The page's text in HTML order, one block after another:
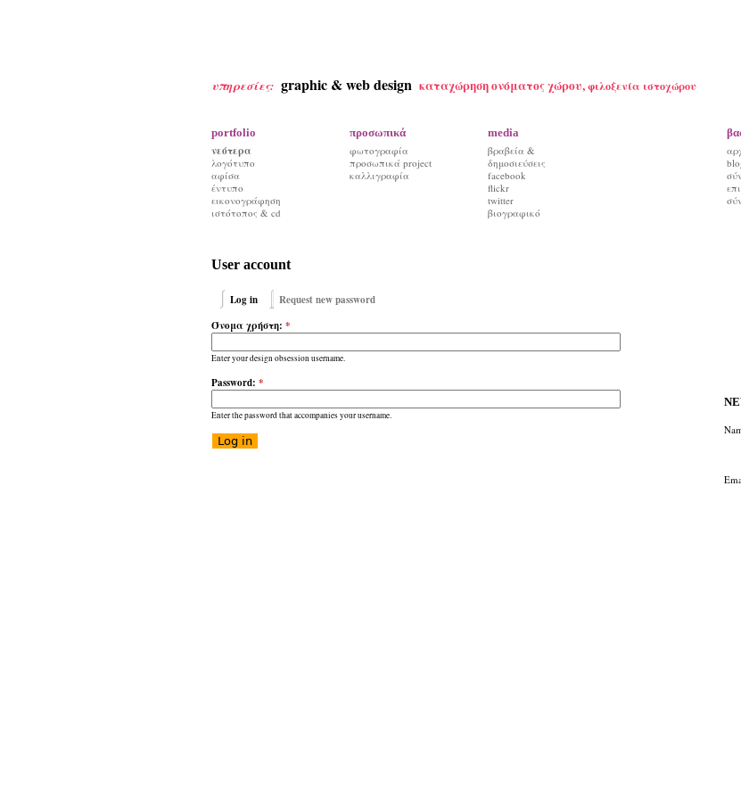
υπηρεσίες: graphic & web design καταχώρηση ονόματος χώρου,φιλοξενία ιστοχώρου
portfolio
νεότερα
λογότυπο
αφίσα
έντυπο
εικονογράφηση
ιστότοπος & cd
προσωπικά
φωτογραφία
προσωπικά project
καλλιγραφία
media
βραβεία &
δημοσιεύσεις
facebook
flickr
twitter
βιογραφικό
User account
Log in
Request new password
Όνομα χρήστη: *
Enter your design obsession username.
Password: *
Enter the password that accompanies your username.